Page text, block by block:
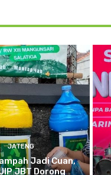
JATENG
Jadi Cuan,
JBT Dorong